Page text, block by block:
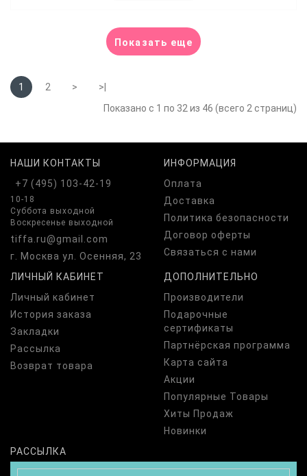
Показать еще
1 2 >
>|
Показано с 1 по 32 из 46 (всего 2 страниц)
НАШИ КОНТАКТЫ
+7 (495) 103-42-19
10-18
Суббота выходной
Воскресенье выходной
tiffa.ru@gmail.com
г. Москва ул. Осенняя, 23
ИНФОРМАЦИЯ
Оплата
Доставка
Политика безопасности
Договор оферты
Связаться с нами
ЛИЧНЫЙ КАБИНЕТ
Личный кабинет
История заказа
Закладки
Рассылка
Возврат товара
ДОПОЛНИТЕЛЬНО
Производители
Подарочные
сертификаты
Партнёрская программа
Карта сайта
Акции
Популярные Товары
Хиты Продаж
Новинки
РАССЫЛКА